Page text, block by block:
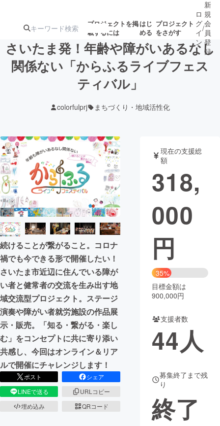
プロジェクトを掲
載するには
はじ
める
プロジェクト
をさがす
注目の新着プロ募集終了が近いプ
テクノロジー・ガジェット
映像・映画 書籍・雑誌
ビジネス・起業 チャレンジ
まちづくり・地域活性化
CAMPFIRE for Social Good
CAMPFIRE Creation
CAMPFIREふるさと納税machi-ya コミュニティ
ロ
グ
イ
ン
/
新
規
会
員
登
録
さいたま発！年齢や障がいあるなし
関係ない「からふるライブフェス
ティバル」
colorfulprj まちづくり・地域活性化
続けることが繋がること。コロナ
禍でも今できる形で開催したい！
さいたま市近辺に住んでいる障が
い者と健常者の交流を生み出す地
域交流型プロジェクト。ステージ
演奏や障がい者就労施設の作品展
示・販売。「知る・繋がる・楽し
む」をコンセプトに共に寄り添い
共感し、今回はオンライン＆リア
ルで開催にチャレンジします！
ポスト
シェア
LINEで送る
URLコピー
埋め込み
QRコード
現在の支援総
額
318,
000
円
35%
目標金額は
900,000円
支援者数
44人
募集終了まで残
り
終了